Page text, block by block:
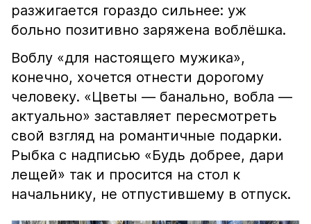
разжигается гораздо сильнее: уж
больно позитивно заряжена воблёшка.
Воблу «для настоящего мужика»,
конечно, хочется отнести дорогому
человеку. «Цветы — банально, вобла —
актуально» заставляет пересмотреть
свой взгляд на романтичные подарки.
Рыбка с надписью «Будь добрее, дари
лещей» так и просится на стол к
начальнику, не отпустившему в отпуск.